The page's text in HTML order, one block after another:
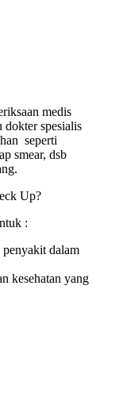
medis
dokter spesialis
seperti
smear, dsb
Up?
:
penyakit dalam
kesehatan yang